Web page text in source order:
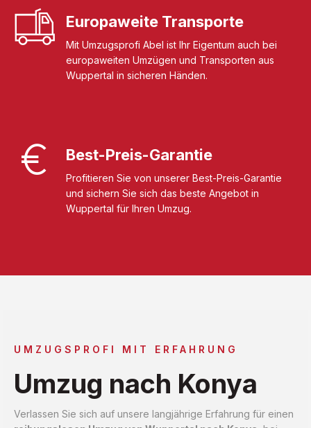
Europaweite Transporte
Mit Umzugsprofi Abel ist Ihr Eigentum auch bei
europaweiten Umzügen und Transporten aus
Wuppertal in sicheren Händen.
Best-Preis-Garantie
Profitieren Sie von unserer Best-Preis-Garantie
und sichern Sie sich das beste Angebot in
Wuppertal für Ihren Umzug.
UMZUGSPROFI MIT ERFAHRUNG
Umzug nach Konya
Verlassen Sie sich auf unsere langjährige Erfahrung für einen